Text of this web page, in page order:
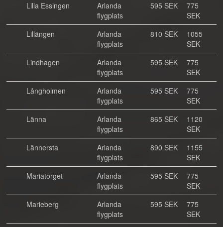
Lilla Essingen
Arlanda
flygplats
595 SEK
775
SEK
Lillängen
Arlanda
flygplats
810 SEK
1055
SEK
Lindhagen
Arlanda
flygplats
595 SEK
775
SEK
Långholmen
Arlanda
flygplats
595 SEK
775
SEK
Länna
Arlanda
flygplats
865 SEK
1120
SEK
Lännersta
Arlanda
flygplats
890 SEK
1155
SEK
Mariatorget
Arlanda
flygplats
595 SEK
775
SEK
Marieberg
Arlanda
flygplats
595 SEK
775
SEK